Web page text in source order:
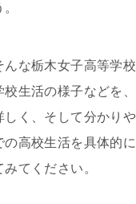
んな栃木女子高等学
校生活の様子などを
く、そして分かり
の高校生活を具体的
てください。